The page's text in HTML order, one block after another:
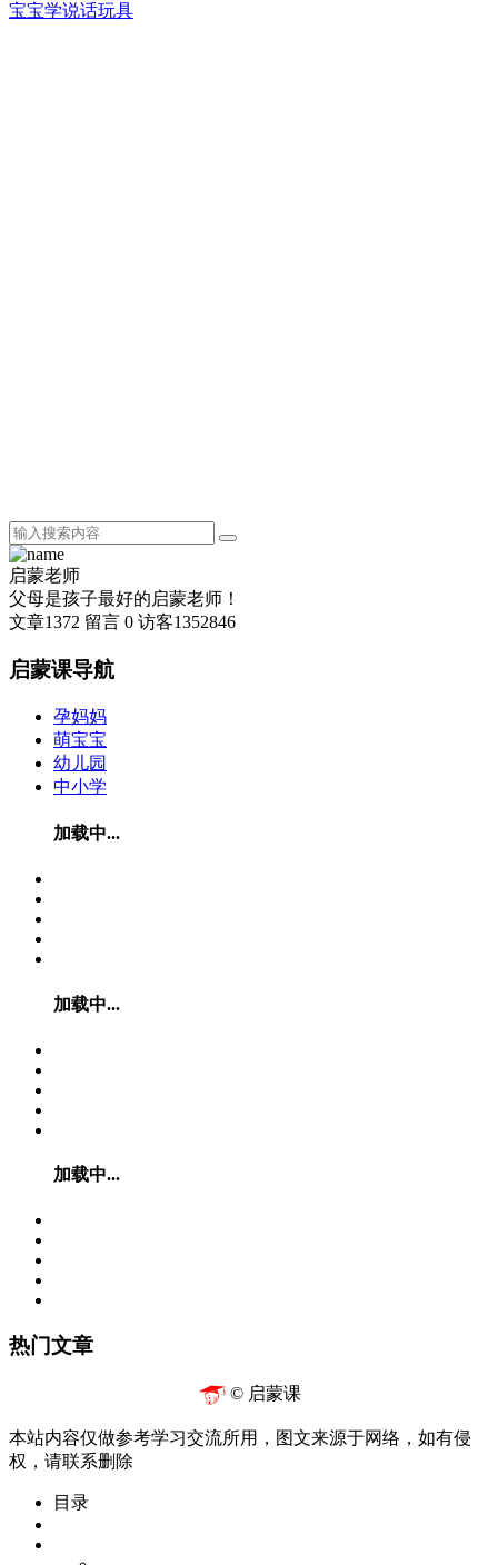
宝宝学说话玩具
启蒙老师
父母是孩子最好的启蒙老师！
文章1372 留言 0 访客1352846
启蒙课导航
孕妈妈
萌宝宝
幼儿园
中小学
加载中...
加载中...
加载中...
热门文章
© 启蒙课
本站内容仅做参考学习交流所用，图文来源于网络，如有侵
权，请联系删除
目录